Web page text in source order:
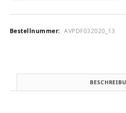
(audiovision
2020)
Bestellnummer: AVPDF032020_13